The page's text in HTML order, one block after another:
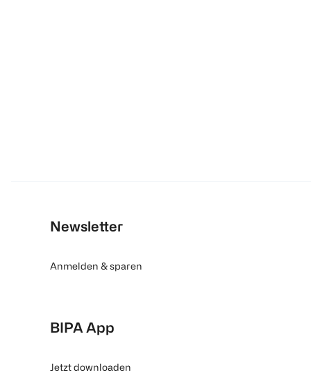
Newsletter
Anmelden & sparen
BIPA App
Jetzt downloaden